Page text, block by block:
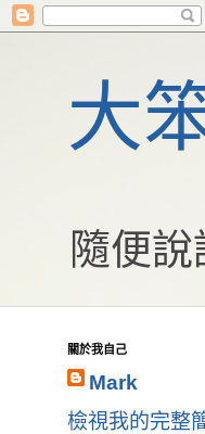
大
隨便
關於我自己
Mark
檢視我的完整